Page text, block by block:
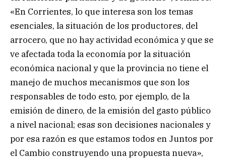
«En Corrientes, lo que interesa son los temas
esenciales, la situación de los productores, del
arrocero, que no hay actividad económica y que se
ve afectada toda la economía por la situación
económica nacional y que la provincia no tiene el
manejo de muchos mecanismos que son los
responsables de todo esto, por ejemplo, de la
emisión de dinero, de la emisión del gasto público
a nivel nacional; esas son decisiones nacionales y
por esa razón es que estamos todos en Juntos por
el Cambio construyendo una propuesta nueva»,